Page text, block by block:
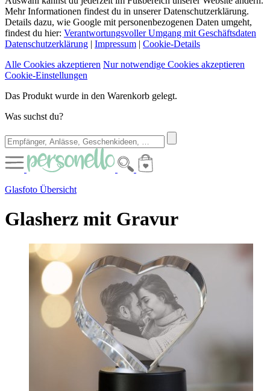
Mehr Informationen findest du in unserer Datenschutzerklärung.
Details dazu, wie Google mit personenbezogenen Daten umgeht,
findest du hier: Verantwortungsvoller Umgang mit Geschäftsdaten
Datenschutzerklärung | Impressum | Cookie-Details
Alle Cookies akzeptieren Nur notwendige Cookies akzeptieren
Cookie-Einstellungen
Das Produkt wurde in den Warenkorb gelegt.
Was suchst du?
Glasfoto Übersicht
Glasherz mit Gravur